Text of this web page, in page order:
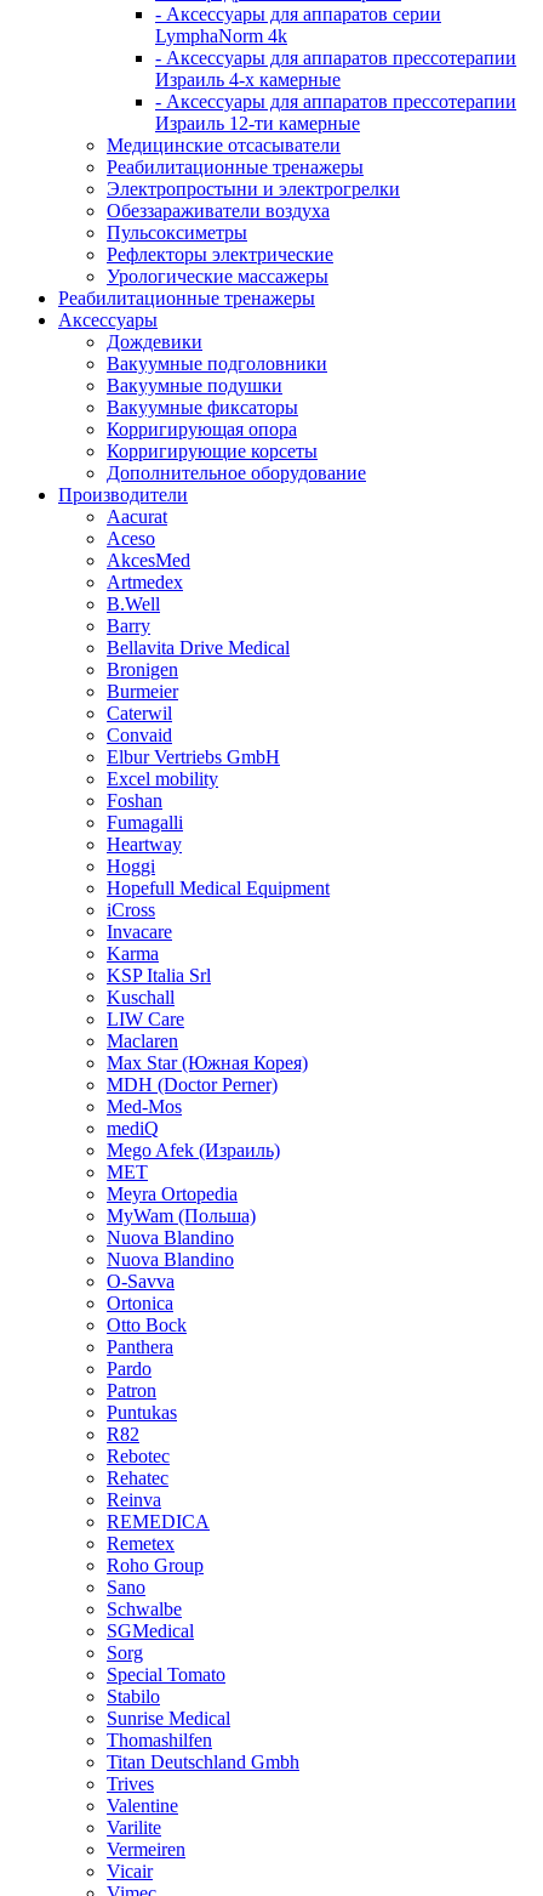
- Аксессуары для аппаратов серии
LymphaNorm 4k
- Аксессуары для аппаратов прессотерапии
Израиль 4-х камерные
- Аксессуары для аппаратов прессотерапии
Израиль 12-ти камерные
Медицинские отсасыватели
Реабилитационные тренажеры
Электропростыни и электрогрелки
Обеззараживатели воздуха
Пульсоксиметры
Рефлекторы электрические
Урологические массажеры
Реабилитационные тренажеры
Аксессуары
Дождевики
Вакуумные подголовники
Вакуумные подушки
Вакуумные фиксаторы
Корригирующая опора
Корригирующие корсеты
Дополнительное оборудование
Производители
Aacurat
Aceso
AkcesMed
Artmedex
B.Well
Barry
Bellavita Drive Medical
Bronigen
Burmeier
Caterwil
Convaid
Elbur Vertriebs GmbH
Excel mobility
Foshan
Fumagalli
Heartway
Hoggi
Hopefull Medical Equipment
iCross
Invacare
Karma
KSP Italia Srl
Kuschall
LIW Care
Maclaren
Max Star (Южная Корея)
MDH (Doctor Perner)
Med-Mos
mediQ
Mego Afek (Израиль)
MET
Meyra Ortopedia
MyWam (Польша)
Nuova Blandino
Nuova Blandino
O-Savva
Ortonica
Otto Bock
Panthera
Pardo
Patron
Puntukas
R82
Rebotec
Rehatec
Reinva
REMEDICA
Remetex
Roho Group
Sano
Schwalbe
SGMedical
Sorg
Special Tomato
Stabilo
Sunrise Medical
Thomashilfen
Titan Deutschland Gmbh
Trives
Valentine
Varilite
Vermeiren
Vicair